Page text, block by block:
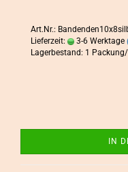
Art.Nr.:
Lieferzeit:
3-6 Werktage
Lagerbestand: 1
IN